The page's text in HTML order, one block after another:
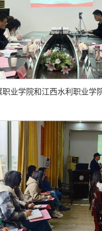
业学院和江西水利职业